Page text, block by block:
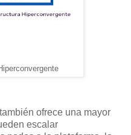
ofrece una mayor
escalar